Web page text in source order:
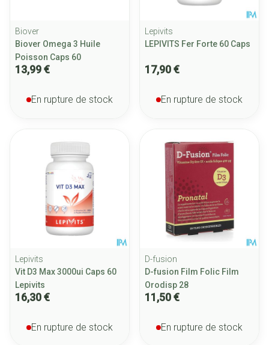
Biover
Biover Omega 3 Huile
Poisson Caps 60
13,99 €
En rupture de stock
Lepivits
LEPIVITS Fer Forte 60 Caps
17,90 €
En rupture de stock
Lepivits
Vit D3 Max 3000ui Caps 60
Lepivits
16,30 €
En rupture de stock
D-fusion
D-fusion Film Folic Film
Orodisp 28
11,50 €
En rupture de stock